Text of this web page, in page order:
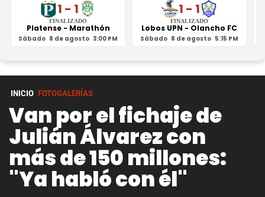
1 - 1
FINALIZADO
Platense - Marathón
Sábado 8 de agosto 3:00 PM
1 - 1
FINALIZADO
Lobos UPN - Olancho FC
Sábado 8 de agosto 5:15 PM
INICIO FOTOGALERÍAS
Van por el fichaje de
Julián Álvarez con
más de 150 millones:
"Ya habló con él"